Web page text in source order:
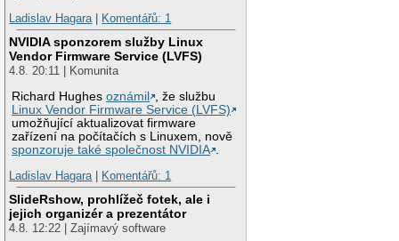
Ladislav Hagara| Komentářů: 1
NVIDIA sponzorem služby Linux
Vendor Firmware Service (LVFS)
4.8. 20:11 | Komunita
Richard Hughesoznámil
, že službu
Linux Vendor Firmware Service (LVFS)
umožňující aktualizovat firmware
zařízení na počítačích s Linuxem, nově
sponzoruje také společnost NVIDIA
Ladislav Hagara| Komentářů: 1
SlideRshow, prohlížeč fotek, ale i
jejich organizér a prezentátor
4.8. 12:22 | Zajímavý software